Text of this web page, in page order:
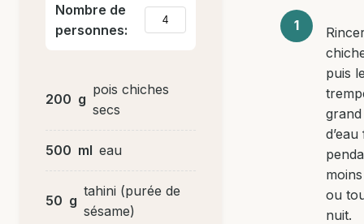
Nombre de
personnes:
200 g
pois chiches
secs
500 ml eau
50 g
tahini (purée de
sésame)
puis
ou
nuit.